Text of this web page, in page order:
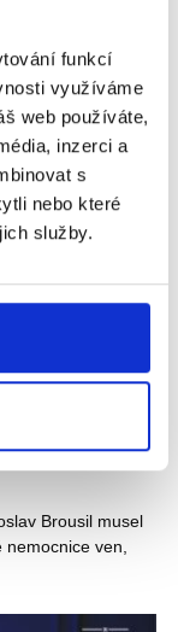
funkcí
využíváme
web používáte,
inzerci a
s
nebo které
služby.
dítěte? Jak se
zdravého
Brousil musel
ven,